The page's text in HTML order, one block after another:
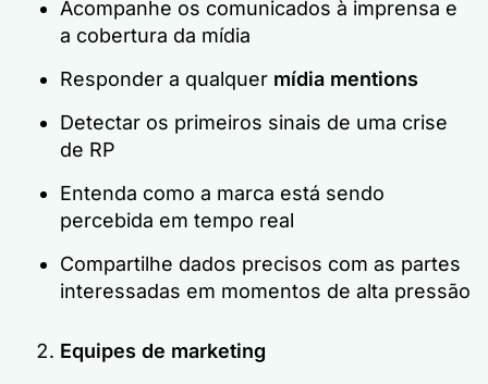
Acompanhe os comunicados à imprensa e
a cobertura da mídia
Responder a qualquer mídia mentions
Detectar os primeiros sinais de uma crise
de RP
Entenda como a marca está sendo
percebida em tempo real
Compartilhe dados precisos com as partes
interessadas em momentos de alta pressão
Equipes de marketing